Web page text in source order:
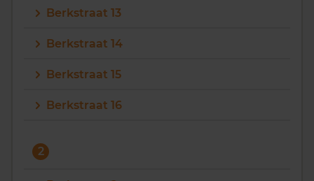
Maandag t/m vrijdag - 08:00 -18:00
Berkstraat 13
Berkstraat 14
Berkstraat 15
Berkstraat 16
2